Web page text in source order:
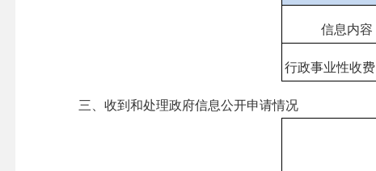
信息内容
行政事业性收费
三、收到和处理政府信息公开申请情况